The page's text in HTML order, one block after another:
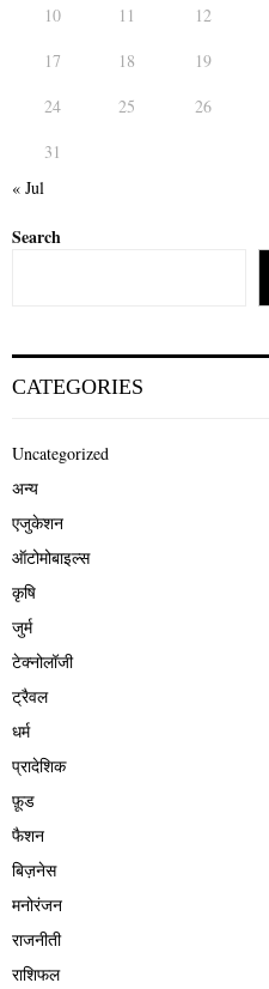
10
11 12
17
18 19
24
25 26
31
« Jul
Search
CATEGORIES
Uncategorized
अन्य
एजुकेशन
ऑटोमोबाइल्स
कृषि
जुर्म
टेक्नोलॉजी
ट्रैवल
धर्म
प्रादेशिक
फ़ूड
फैशन
बिज़नेस
मनोरंजन
राजनीती
राशिफल